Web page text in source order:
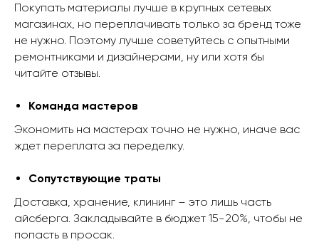
Покупать материалы лучше в крупных сетевых
магазинах, но переплачивать только за бренд тоже
не нужно. Поэтому лучше советуйтесь с опытными
ремонтниками и дизайнерами, ну или хотя бы
читайте отзывы.
Команда мастеров
Экономить на мастерах точно не нужно, иначе вас
ждет переплата за переделку.
Сопутствующие траты
Доставка, хранение, клининг – это лишь часть
айсберга. Закладывайте в бюджет 15-20%, чтобы не
попасть в просак.